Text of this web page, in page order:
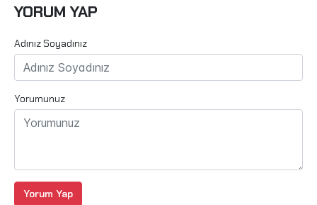
YORUM YAP
Adınız Soyadınız
Yorumunuz
Yorum Yap